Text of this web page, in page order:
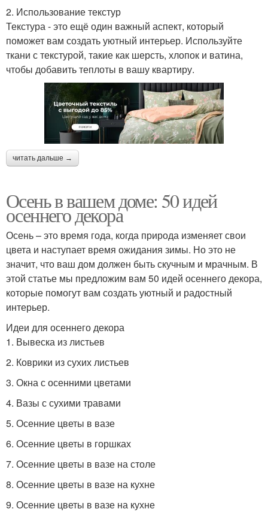
2. Использование текстур
Текстура - это ещё один важный аспект, который
поможет вам создать уютный интерьер. Используйте
ткани с текстурой, такие как шерсть, хлопок и ватина,
чтобы добавить теплоты в вашу квартиру.
читать дальше →
Осень в вашем доме: 50 идей
осеннего декора
Осень – это время года, когда природа изменяет свои
цвета и наступает время ожидания зимы. Но это не
значит, что ваш дом должен быть скучным и мрачным. В
этой статье мы предложим вам 50 идей осеннего декора,
которые помогут вам создать уютный и радостный
интерьер.
Идеи для осеннего декора
1. Вывеска из листьев
2. Коврики из сухих листьев
3. Окна с осенними цветами
4. Вазы с сухими травами
5. Осенние цветы в вазе
6. Осенние цветы в горшках
7. Осенние цветы в вазе на столе
8. Осенние цветы в вазе на кухне
9. Осенние цветы в вазе на кухне